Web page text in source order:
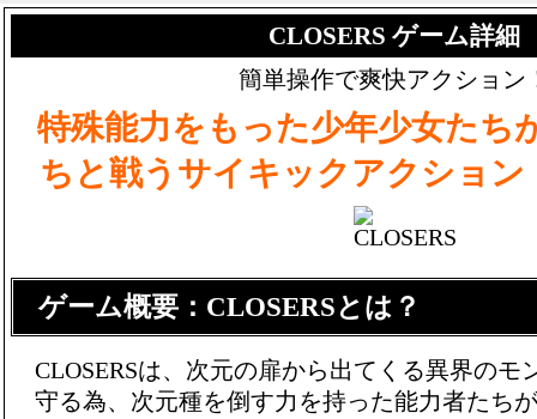
CLOSERS ゲーム詳細
簡単操作で爽快アクション
特殊能力をもった少年少女たち
ちと戦うサイキックアクション
ゲーム概要：CLOSERSとは？
CLOSERSは、次元の扉から出てくる異界のモ
守る為、次元種を倒す力を持った能力者たち